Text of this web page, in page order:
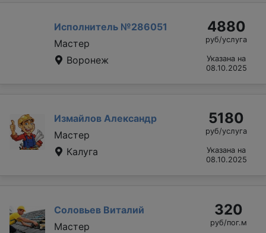
Исполнитель №286051
Мастер
Воронеж
4880
руб/услуга
Указана на
08.10.2025
Измайлов Александр
Мастер
Калуга
5180
руб/услуга
Указана на
08.10.2025
Соловьев Виталий
Мастер
320
руб/пог.м